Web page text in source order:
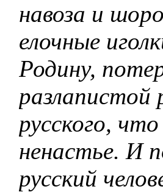
навоза и
елочные
Родину,
разлапистой
русского,
ненастье. И
русский